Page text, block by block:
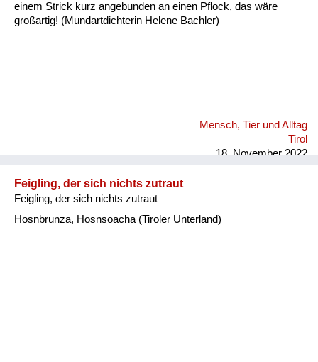
einem Strick kurz angebunden an einen Pflock, das wäre
großartig! (Mundartdichterin Helene Bachler)
Mensch, Tier und Alltag
Tirol
18. November 2022
Feigling, der sich nichts zutraut
Feigling, der sich nichts zutraut
Hosnbrunza, Hosnsoacha (Tiroler Unterland)